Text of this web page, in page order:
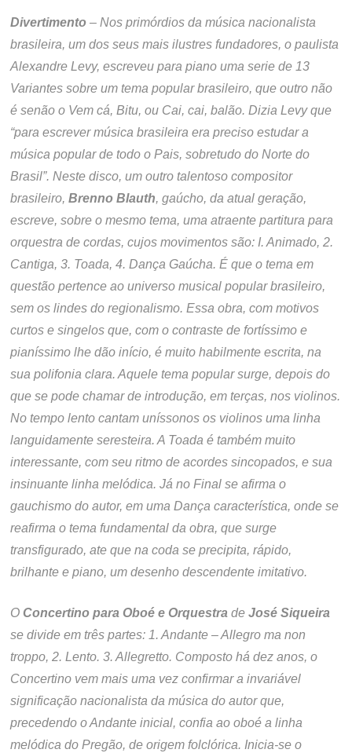
Divertimento – Nos primórdios da música nacionalista
brasileira, um dos seus mais ilustres fundadores, o paulista
Alexandre Levy, escreveu para piano uma serie de 13
Variantes sobre um tema popular brasileiro, que outro não
é senão o Vem cá, Bitu, ou Cai, cai, balão. Dizia Levy que
“para escrever música brasileira era preciso estudar a
música popular de todo o Pais, sobretudo do Norte do
Brasil”. Neste disco, um outro talentoso compositor
brasileiro, Brenno Blauth, gaúcho, da atual geração,
escreve, sobre o mesmo tema, uma atraente partitura para
orquestra de cordas, cujos movimentos são: I. Animado, 2.
Cantiga, 3. Toada, 4. Dança Gaúcha. É que o tema em
questão pertence ao universo musical popular brasileiro,
sem os lindes do regionalismo. Essa obra, com motivos
curtos e singelos que, com o contraste de fortíssimo e
pianíssimo lhe dão início, é muito habilmente escrita, na
sua polifonia clara. Aquele tema popular surge, depois do
que se pode chamar de introdução, em terças, nos violinos.
No tempo lento cantam uníssonos os violinos uma linha
languidamente seresteira. A Toada é também muito
interessante, com seu ritmo de acordes sincopados, e sua
insinuante linha melódica. Já no Final se afirma o
gauchismo do autor, em uma Dança característica, onde se
reafirma o tema fundamental da obra, que surge
transfigurado, ate que na coda se precipita, rápido,
brilhante e piano, um desenho descendente imitativo.
O Concertino para Oboé e Orquestra deJosé Siqueira
se divide em três partes: 1. Andante – Allegro ma non
troppo, 2. Lento. 3. Allegretto. Composto há dez anos, o
Concertino vem mais uma vez confirmar a invariável
significação nacionalista da música do autor que,
precedendo o Andante inicial, confia ao oboé a linha
melódica do Pregão, de origem folclórica. Inicia-se o